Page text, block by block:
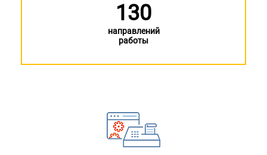
130
направлений
работы